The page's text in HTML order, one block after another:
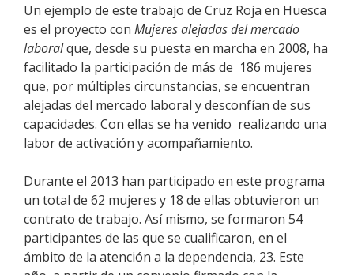
Un ejemplo de este trabajo de Cruz Roja en Huesca
es el proyecto con Mujeres alejadas del mercado
laboralque, desde su puesta en marcha en 2008, ha
facilitado la participación de más de 186 mujeres
que, por múltiples circunstancias, se encuentran
alejadas del mercado laboral y desconfían de sus
capacidades. Con ellas se ha venido realizando una
labor de activación y acompañamiento.
Durante el 2013 han participado en este programa
un total de 62 mujeres y 18 de ellas obtuvieron un
contrato de trabajo. Así mismo, se formaron 54
participantes de las que se cualificaron, en el
ámbito de la atención a la dependencia, 23. Este